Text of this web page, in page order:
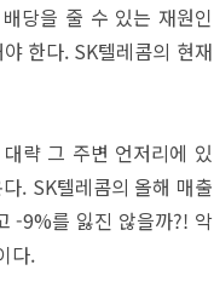
당을 줄 수 있는 재원인
한다. SK텔레콤의 현재
략 그 주변 언저리에 있
. SK텔레콤의 올해 매출
-9%를 잃진 않을까?! 악
다.